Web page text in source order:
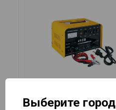
Выберите город